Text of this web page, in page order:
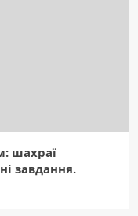
шахраї
завдання.